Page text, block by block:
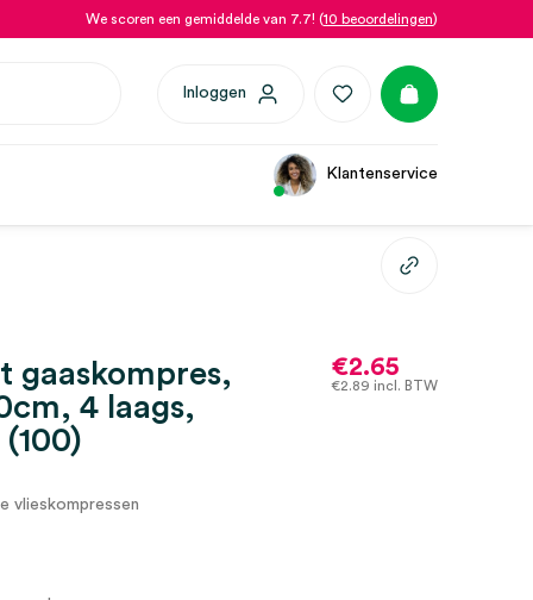
We scoren een gemiddelde van 7.7! (10 beoordelingen)
Inloggen
Klantenservice
gaaskompres,
4 laags,
€2.65
€2.89 incl. BTW
vlieskompressen